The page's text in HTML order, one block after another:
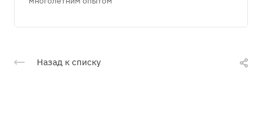
Назад к списку